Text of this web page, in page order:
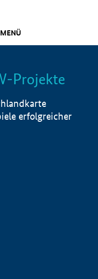
MENÜ
Info
Projekte
erfolgreicher